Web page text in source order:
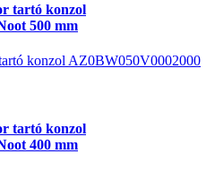
tartó konzol
500 mm
konzol AZ0BW050V0002000
tartó konzol
400 mm